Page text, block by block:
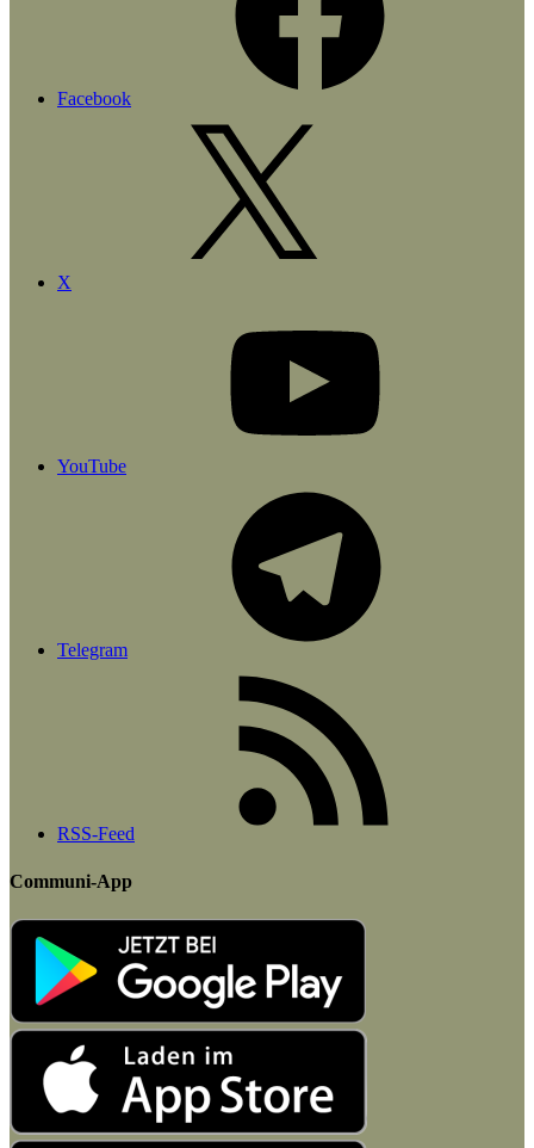
Facebook
X
YouTube
Telegram
RSS-Feed
Communi-App